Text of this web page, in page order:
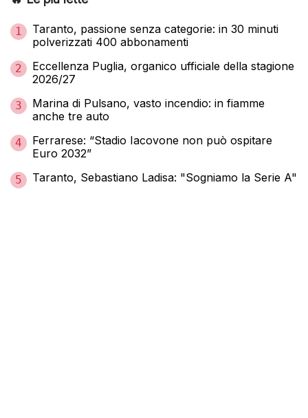
1
Taranto, passione senza categorie: in 30 minuti
polverizzati 400 abbonamenti
2
Eccellenza Puglia, organico ufficiale della stagione
2026/27
3
Marina di Pulsano, vasto incendio: in fiamme
anche tre auto
4
Ferrarese: “Stadio Iacovone non può ospitare
Euro 2032”
5 Taranto, Sebastiano Ladisa: "Sogniamo la Serie A"